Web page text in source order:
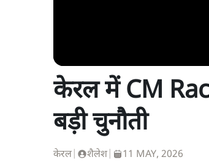
केरल में CM
बड़ी चुनौती
केरल| शैलेश| 11 MAY, 2026